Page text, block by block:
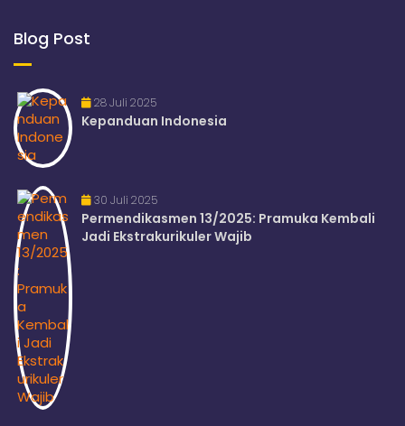
Blog Post
28 Juli 2025
Kepanduan Indonesia
30 Juli 2025
Permendikasmen 13/2025: Pramuka Kembali
Jadi Ekstrakurikuler Wajib